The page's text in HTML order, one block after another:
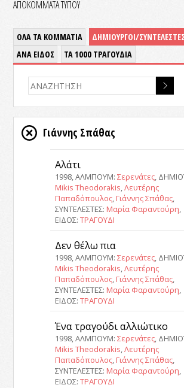
ΑΠΟΚΟΜΜΑΤΑ ΤΥΠΟΥ
ΟΛΑ ΤΑ ΚΟΜΜΑΤΙΑ ΔΗΜΙΟΥΡΓΟΙ/ΣΥΝΤΕΛΕΣΤΕΣ
ΑΝΑ ΕΙΔΟΣ
ΤΑ 1000 ΤΡΑΓΟΥΔΙΑ
Γιάννης Σπάθας
Αλάτι
1998, ΑΛΜΠΟΥΜ: Σερενάτες,
Mikis Theodorakis,Λευτέρης
Παπαδόπουλος, Γιάννης Σπάθας,
ΣΥΝΤΕΛΕΣΤΕΣ: Μαρία Φαραντούρη,
ΕΙΔΟΣ: ΤΡΑΓΟΥΔΙ
Δεν θέλω πια
1998, ΑΛΜΠΟΥΜ: Σερενάτες,
Mikis Theodorakis,Λευτέρης
Παπαδόπουλος, Γιάννης Σπάθας,
ΣΥΝΤΕΛΕΣΤΕΣ: Μαρία Φαραντούρη,
ΕΙΔΟΣ: ΤΡΑΓΟΥΔΙ
Ένα τραγούδι αλλιώτικο
1998, ΑΛΜΠΟΥΜ: Σερενάτες,
Mikis Theodorakis,Λευτέρης
Παπαδόπουλος, Γιάννης Σπάθας,
ΣΥΝΤΕΛΕΣΤΕΣ: Μαρία Φαραντούρη,
ΕΙΔΟΣ: ΤΡΑΓΟΥΔΙ